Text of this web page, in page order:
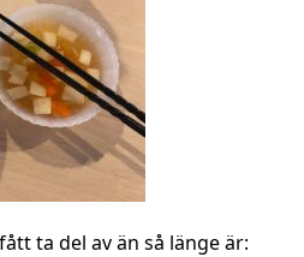
ta del av än så länge är: